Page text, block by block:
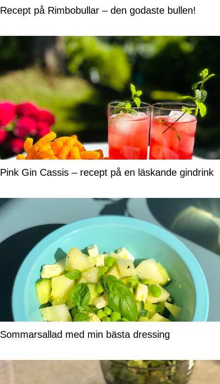
Recept på Rimbobullar – den godaste bullen!
Pink Gin Cassis – recept på en läskande gindrink
Sommarsallad med min bästa dressing